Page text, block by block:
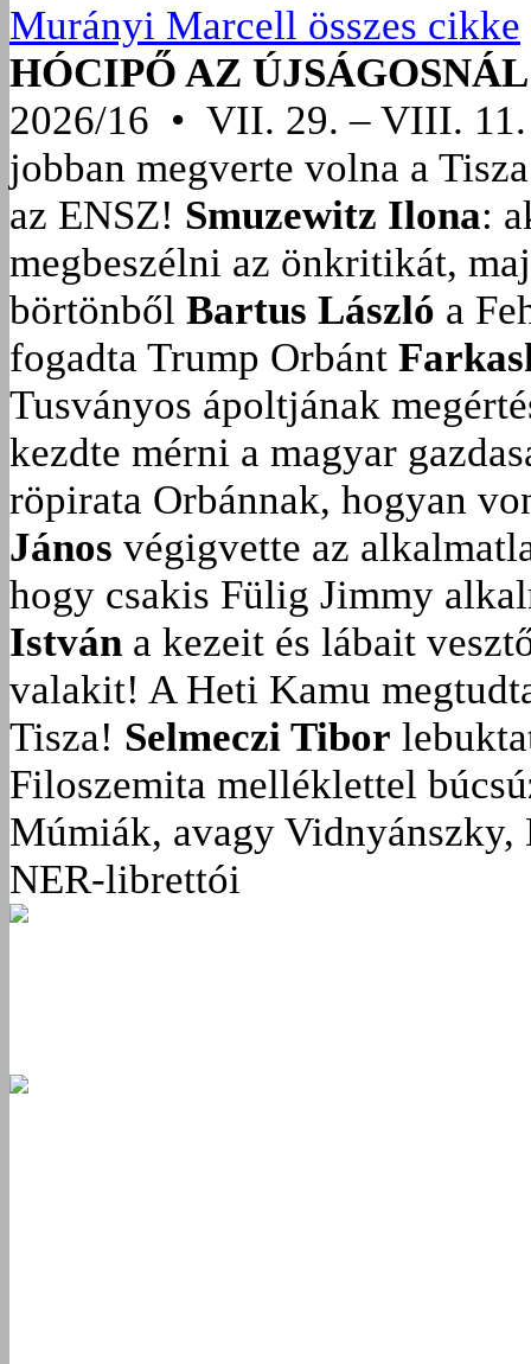
Murányi Marcell összes cikke
HÓCIPŐ AZ ÚJSÁGOSNÁL
2026/16 • VII. 29. – VIII. 11.
jobban megverte volna a
az ENSZ! Smuzewitz Ilona:
megbeszélni az önkritikát,
börtönből Bartus László a
fogadta Trump Orbánt
Tusványos ápoltjának
kezdte mérni a magyar
röpirata Orbánnak, hogyan
János végigvette az
hogy csakis Fülig Jimmy
István a kezeit és lábait
valakit! A Heti Kamu
Tisza! Selmeczi Tibor
Filoszemita melléklettel
Múmiák, avagy Vidnyánszky,
NER-librettói